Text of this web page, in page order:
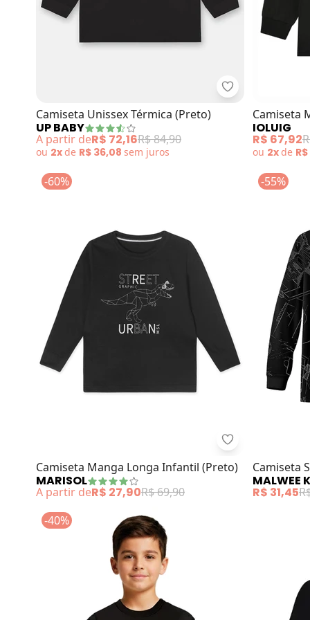
Up Baby -
Camiseta Unissex Térmica (Preto)
UP BABY
A partir deR$ 72,16R$ 84,90
ou 2xde R$ 36,08 sem juros
Camiseta
Penteada
IOLUIG
R$ 67,92
ou 2xde
-60%
Marisol -
Camiseta Manga Longa Infantil (Preto)
MARISOL
A partir deR$ 27,90R$ 69,90
-55%
Camiseta
MALWEE
R$ 31,45
-40%